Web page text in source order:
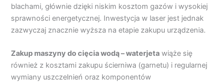
blachami, głównie dzięki niskim kosztom gazów i wysokiej
sprawności energetycznej. Inwestycja w laser jest jednak
zazwyczaj znacznie wyższa na etapie zakupu urządzenia.
Zakup maszyny do cięcia wodą – waterjeta wiąże się
również z kosztami zakupu ścierniwa (garnetu) i regularnej
wymiany uszczelnień oraz komponentów